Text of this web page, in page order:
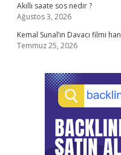
Akıllı saate sos nedir ?
Ağustos 3, 2026
Kemal Sunal’ın Davacı filmi
Temmuz 25, 2026